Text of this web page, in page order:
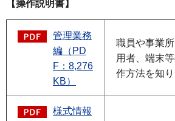
【操作説明書】
管理業務
編（PD
F：8,276
KB）
職員や事業
用者、端末
作方法を知
様式情報